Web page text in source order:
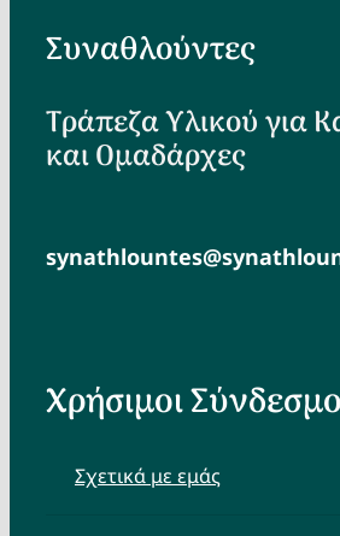
Συναθλούντες
Τράπεζα Υλικού για
και Ομαδάρχες
Χρήσιμοι
Σχετικά με εμάς